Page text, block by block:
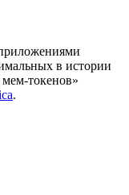
в истории
токенов»
.